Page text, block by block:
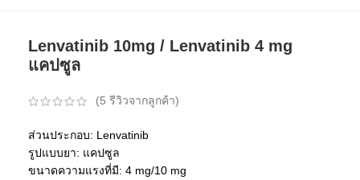
Lenvatinib 10mg / Lenvatinib 4 mg
แคปซูล
(5 รีวิวจากลูกค้า)
ส่วนประกอบ: Lenvatinib
รูปแบบยา: แคปซูล
ขนาดความแรงที่มี: 4 mg/10 mg